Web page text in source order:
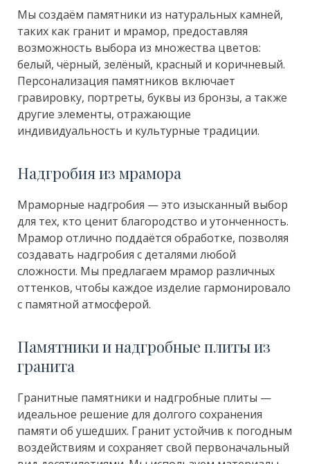
Мы создаём памятники из натуральных камней,
таких как гранит и мрамор, предоставляя
возможность выбора из множества цветов:
белый, чёрный, зелёный, красный и коричневый.
Персонализация памятников включает
гравировку, портреты, буквы из бронзы, а также
другие элементы, отражающие
индивидуальность и культурные традиции.
Надгробия из мрамора
Мраморные надгробия — это изысканный выбор
для тех, кто ценит благородство и утонченность.
Мрамор отлично поддаётся обработке, позволяя
создавать надгробия с деталями любой
сложности. Мы предлагаем мрамор различных
оттенков, чтобы каждое изделие гармонировало
с памятной атмосферой.
Памятники и надгробные плиты из
гранита
Гранитные памятники и надгробные плиты —
идеальное решение для долгого сохранения
памяти об ушедших. Гранит устойчив к погодным
воздействиям и сохраняет свой первоначальный